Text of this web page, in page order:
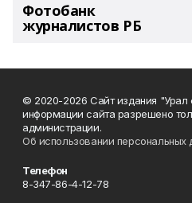
Фотобанк
журналистов РБ
© 2020-2026 Сайт издания "Урал
информации сайта разрешено
администрации.
Об использовании персональных
Телефон
8-347-86-4-12-78